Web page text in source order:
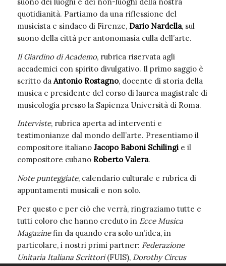
quotidianità. Partiamo da una riflessione del
musicista e sindaco di Firenze, Dario Nardella, sul
suono della città per antonomasia culla dell’arte.
Il Giardino di Academo, rubrica riservata agli
accademici con spirito divulgativo. Il primo saggio è
scritto da Antonio Rostagno, docente di storia della
musica e presidente del corso di laurea magistrale di
musicologia presso la Sapienza Università di Roma.
Interviste, rubrica aperta ad interventi e
testimonianze dal mondo dell’arte. Presentiamo il
compositore italiano Jacopo Baboni Schilingie il
compositore cubano Roberto Valera.
Note punteggiate, calendario culturale e rubrica di
appuntamenti musicali e non solo.
Per questo e per ciò che verrà, ringraziamo tutte e
tutti coloro che hanno creduto in Ecce Musica
Magazinefin da quando era solo un’idea, in
particolare, i nostri primi partner: Federazione
Unitaria Italiana Scrittori(FUIS), Dorothy Circus